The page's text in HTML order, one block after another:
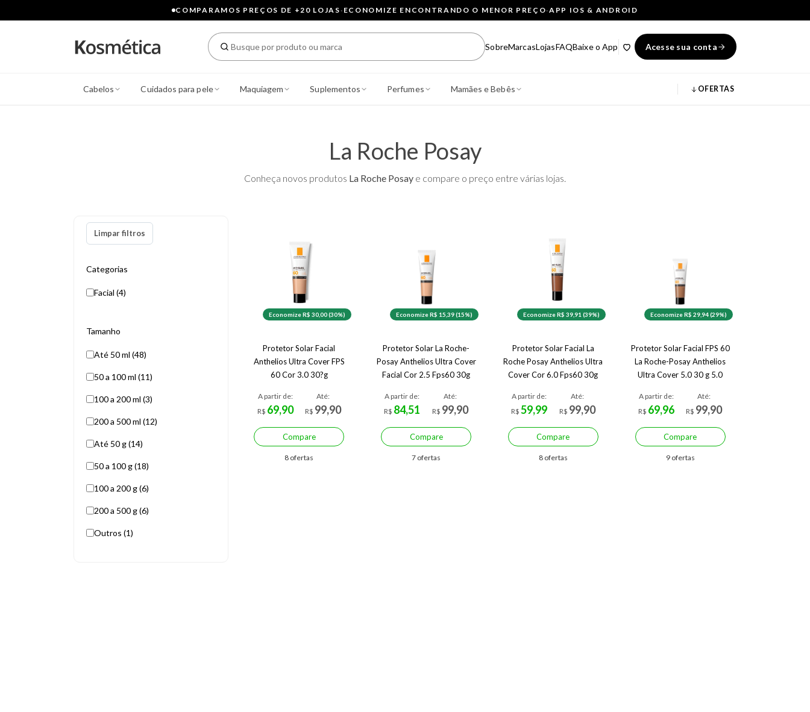
COMPARAMOS PREÇOS DE +20 LOJAS· ECONOMIZE ENCONTRANDO O MENOR PREÇO·APP IOS & ANDROID
SobreMarcasLojasFAQBaixe o App Acesse sua conta
Cabelos Cuidados para pele Maquiagem Suplementos Perfumes Mamães e Bebês OFERTAS
La Roche Posay
Conheça novos produtos La Roche Posay e compare o preço entre várias lojas.
Limpar filtros
Categorias
Facial (4)
Tamanho
Até 50 ml (48)
50 a 100 ml (11)
100 a 200 ml (3)
200 a 500 ml (12)
Até 50 g (14)
50 a 100 g (18)
100 a 200 g (6)
200 a 500 g (6)
Outros (1)
Economize R$ 30,00 (30%)
Protetor Solar Facial
Anthelios Ultra Cover FPS
60 Cor 3.0 30?g
A partir de:
R$ 69,90
Até:
R$ 99,90
Compare
8 ofertas
Economize R$ 15,39 (15%)
Protetor Solar La Roche-
Posay Anthelios Ultra Cover
Facial Cor 2.5 Fps60 30g
A partir de:
R$ 84,51
Até:
R$ 99,90
Compare
7 ofertas
Economize R$ 39,91 (39%)
Protetor Solar Facial La
Roche Posay Anthelios Ultra
Cover Cor 6.0 Fps60 30g
A partir de:
R$59,99
Até:
R$ 99,90
Compare
8 ofertas
Economize R$ 29,94 (29%)
Protetor Solar Facial FPS 60
La Roche-Posay Anthelios
Ultra Cover 5.0 30 g 5.0
A partir de:
R$ 69,96
Até:
R$ 99,90
Compare
9 ofertas